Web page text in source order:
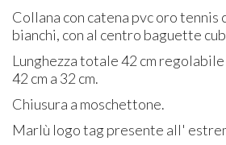
Collana con catena pvc oro tennis
bianchi, con al centro baguette
Lunghezza totale 42 cm
42 cm a 32 cm.
Chiusura a moschettone.
Marlù logo tag presente all'